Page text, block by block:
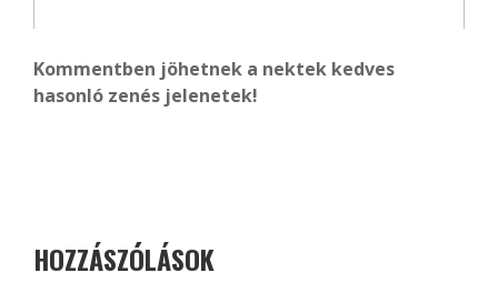
Kommentben jöhetnek a nektek kedves
hasonló zenés jelenetek!
HOZZÁSZÓLÁSOK